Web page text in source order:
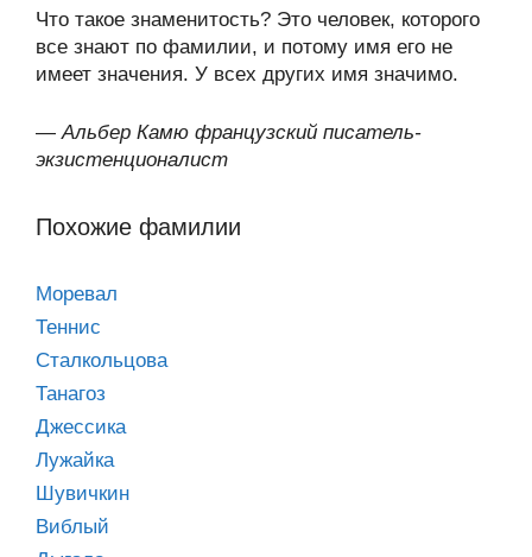
Что такое знаменитость? Это человек, которого
все знают по фамилии, и потому имя его не
имеет значения. У всех других имя значимо.
— Альбер Камю французский писатель-
экзистенционалист
Похожие фамилии
Моревал
Теннис
Сталкольцова
Танагоз
Джессика
Лужайка
Шувичкин
Виблый